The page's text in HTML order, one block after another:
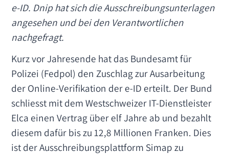
e-ID. Dnip hat sich die Ausschreibungsunterlagen
angesehen und bei den Verantwortlichen
nachgefragt.
Kurz vor Jahresende hat das Bundesamt für
Polizei (Fedpol) den Zuschlag zur Ausarbeitung
der Online-Verifikation der e-ID erteilt. Der Bund
schliesst mit dem Westschweizer IT-Dienstleister
Elca einen Vertrag über elf Jahre ab und bezahlt
diesem dafür bis zu 12,8 Millionen Franken. Dies
ist der Ausschreibungsplattform Simap zu